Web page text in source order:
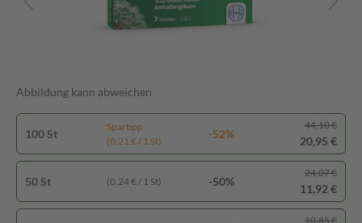
Abbildung kann abweichen
100 St
Spartipp
(0,21 € / 1 St)
-52%
44,10 €
20,95 €
50 St (0,24 € / 1 St) -50%
24,07 €
11,92 €
10,85 €